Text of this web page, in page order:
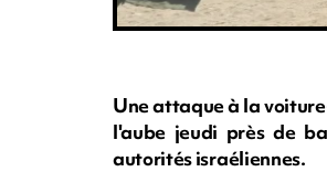
Une attaque à la
l'aube jeudi près de
autorités israéliennes.